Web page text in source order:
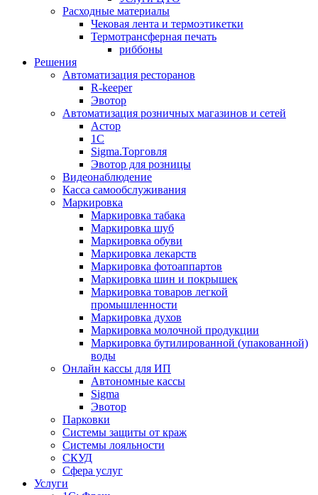
Расходные материалы
Чековая лента и термоэтикетки
Термотрансферная печать
риббоны
Решения
Автоматизация ресторанов
R-keeper
Эвотор
Автоматизация розничных магазинов и сетей
Астор
1С
Sigma.Торговля
Эвотор для розницы
Видеонаблюдение
Касса самообслуживания
Маркировка
Маркировка табака
Маркировка шуб
Маркировка обуви
Маркировка лекарств
Маркировка фотоаппартов
Маркировка шин и покрышек
Маркировка товаров легкой
промышленности
Маркировка духов
Маркировка молочной продукции
Маркировка бутилированной (упакованной)
воды
Онлайн кассы для ИП
Автономные кассы
Sigma
Эвотор
Парковки
Системы защиты от краж
Системы лояльности
СКУД
Сфера услуг
Услуги